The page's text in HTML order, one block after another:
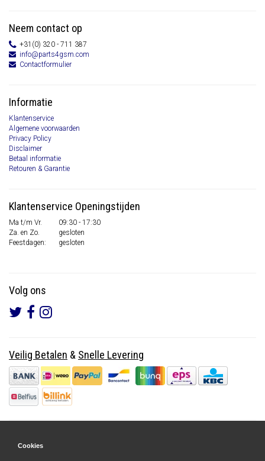
Neem contact op
+31(0) 320 - 711 387
info@parts4gsm.com
Contactformulier
Informatie
Klantenservice
Algemene voorwaarden
Privacy Policy
Disclaimer
Betaal informatie
Retouren & Garantie
Klantenservice Openingstijden
Ma t/m Vr.
09:30 - 17:30
Za. en Zo.
gesloten
Feestdagen:
gesloten
Volg ons
Veilig Betalen & Snelle Levering
Cookies